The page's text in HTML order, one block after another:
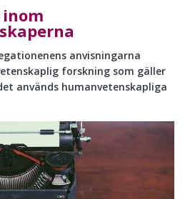
anvisningarna
forskning som gäller
används humanvetenskapliga